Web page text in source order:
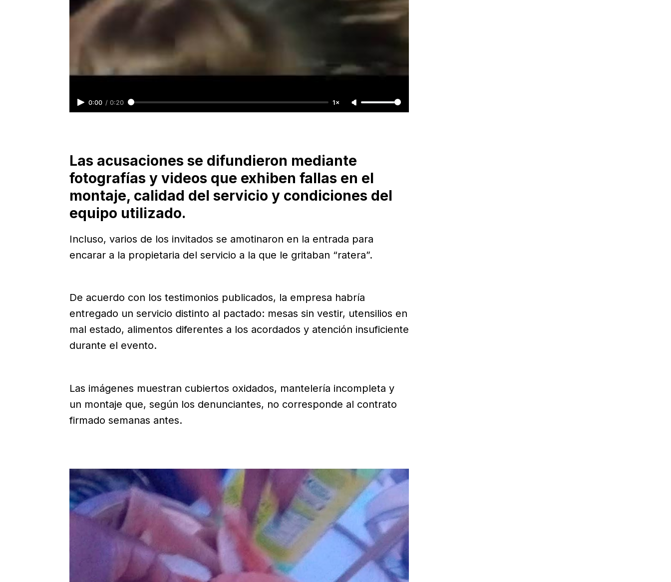
0:00 / 0:20 1×
Las acusaciones se difundieron mediante
fotografías y videos que exhiben fallas en el
montaje, calidad del servicio y condiciones del
equipo utilizado.
Incluso, varios de los invitados se amotinaron en la entrada para
encarar a la propietaria del servicio a la que le gritaban “ratera”.
De acuerdo con los testimonios publicados, la empresa habría
entregado un servicio distinto al pactado: mesas sin vestir, utensilios en
mal estado, alimentos diferentes a los acordados y atención insuficiente
durante el evento.
Las imágenes muestran cubiertos oxidados, mantelería incompleta y
un montaje que, según los denunciantes, no corresponde al contrato
firmado semanas antes.